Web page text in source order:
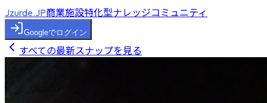
Jzurde.JP商業施設特化型ナレッジコミュニティ
Googleでログイン
すべての最新スナップを見る